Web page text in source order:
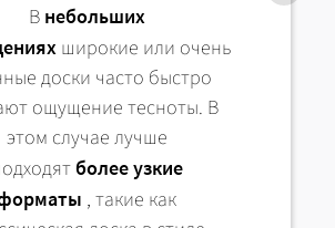
В небольших
широкие или очень
доски часто быстро
ощущение тесноты. В
этом случае лучше
более узкие
, такие как
выбирать
широкие или
— они подчеркивают
и создают ощущение
интерьера.